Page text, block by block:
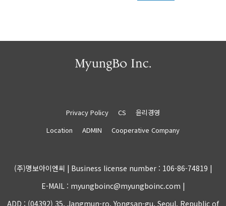
Privacy Policy CS
윤리경영
Location
ADMIN Cooperative Company
(주)명보아이엔씨 | Business license number : 106-86-74819 |
E-MAIL : myungboinc@myungboinc.com |
ADD : (04392) 35, Jangmun-ro, Yongsan-gu, Seoul, Republic of